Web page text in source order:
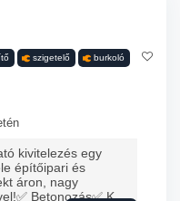
szigetelő burkoló
kivitelezés egy
építőipari és
áron, nagy
Betonozás✅ K...